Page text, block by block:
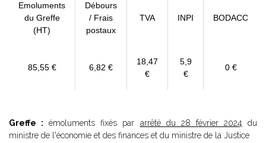
Emoluments
du Greffe
(HT)
Débours
/ Frais
postaux
TVA INPI BODACC
85,55 € 6,82 €
18,47
€
5,9
€
0 €
Greffe : émoluments fixés par arrêté du 28 février 2024 du
ministre de l'économie et des finances et du ministre de la Justice